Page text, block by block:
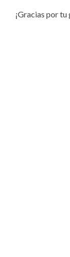
¡Gracias por